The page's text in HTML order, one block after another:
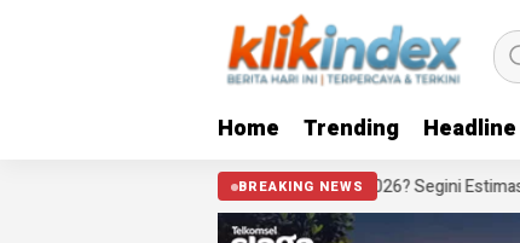
Home Trending Headline
BREAKING NEWS
Lolos War Tiket Pandang Istana 2026? Segini Estimasi Biaya Tiket